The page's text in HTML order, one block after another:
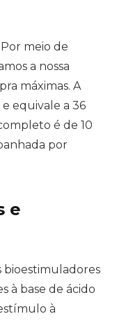
meio de
a nossa
máximas. A
equivale a 36
é de 10
por
e
bioestimuladores
à base de ácido
à